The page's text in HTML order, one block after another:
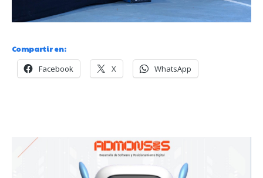
Compartir en:
Facebook X WhatsApp